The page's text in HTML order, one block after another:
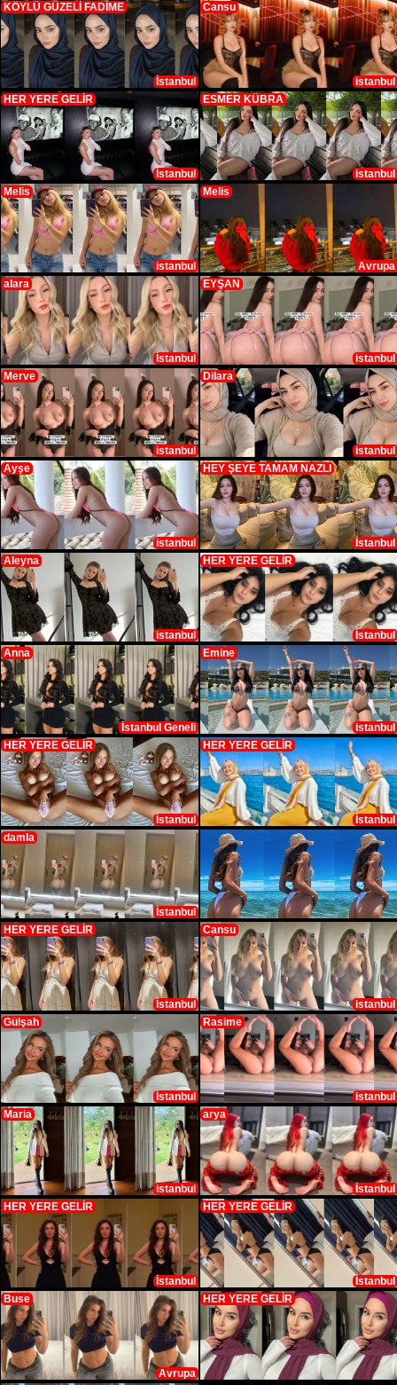
KÖYLÜ GÜZELİ FADİME
İstanbul
Cansu
istanbul
HER YERE GELİR
İstanbul
ESMER KÜBRA
istanbul
Melis
istanbul
Melis
Avrupa
alara
İstanbul
EYŞAN
istanbul
Merve
istanbul
Dilara
istanbul
Ayşe
istanbul
HEY ŞEYE TAMAM NAZLI
İstanbul
Aleyna
istanbul
HER YERE GELİR
İstanbul
Anna
İstanbul Geneli
Emine
istanbul
HER YERE GELİR
İstanbul
HER YERE GELİR
İstanbul
damla
İstanbul
HER YERE GELİR
İstanbul
Cansu
istanbul
Gülşah
İstanbul
Rasime
istanbul
Maria
istanbul
arya
İstanbul
HER YERE GELİR
İstanbul
HER YERE GELİR
İstanbul
Buse
Avrupa
HER YERE GELİR